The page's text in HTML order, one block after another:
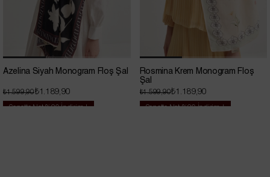
Azelina Siyah Monogram Floş Şal
₺1.189,90
₺1.599,90
Sepette Net %20 İndirim !
Rosmina Krem Monogram Floş
Şal
₺1.189,90
₺1.599,90
Sepette Net %20 İndirim !